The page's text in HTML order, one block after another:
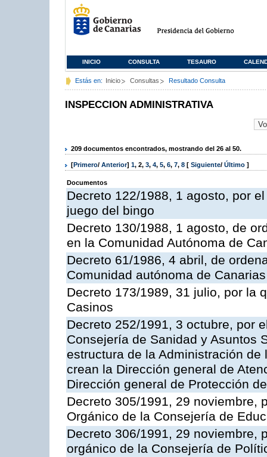
INICIO CONSULTA TESAURO
Estás en: Inicio Consultas Resultado Consulta
INSPECCION ADMINISTRATIVA
209 documentos encontrados, mostrando del 26 al 50.
[Primero/ Anterior] 1, 2, 3, 4, 5, 6, 7, 8 [ Siguiente/ Último ]
Documentos
Decreto 122/1988, 1 agosto, por
juego del bingo
Decreto 130/1988, 1 agosto, de
en la Comunidad Autónoma de
Decreto 61/1986, 4 abril, de
Comunidad autónoma de Canarias
Decreto 173/1989, 31 julio, por la
Casinos
Decreto 252/1991, 3 octubre, por
Consejería de Sanidad y Asuntos
estructura de la Administración
crean la Dirección general de
Dirección general de Protección
Decreto 305/1991, 29 noviembre,
Orgánico de la Consejería de
Decreto 306/1991, 29 noviembre,
orgánico de la Consejería de